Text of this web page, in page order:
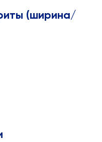
(ширина/